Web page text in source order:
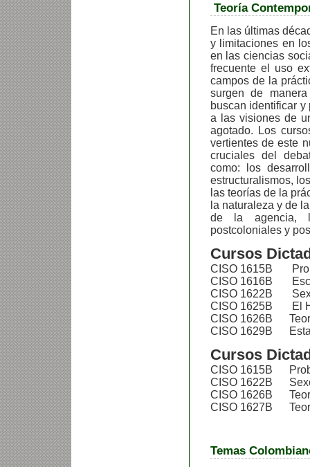
Teoría
En las últimas
y limitaciones en
en las ciencias
frecuente el uso
campos de la
surgen de
buscan identificar
a las visiones de
agotado. Los
vertientes de este
cruciales del
como: los
estructuralismos,
las teorías de la
la naturaleza y de
de la agencia,
postcoloniales y
Cursos
CISO 1615B
CISO 1616B
CISO 1622B
CISO 1625B El
CISO 1626B
CISO 1629B
Cursos
CISO 1615B
CISO 1622B
CISO 1626B
CISO 1627B
Temas